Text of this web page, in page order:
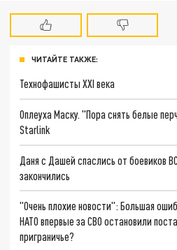
ЧИТАЙТЕ ТАКЖЕ:
Технофашисты XXI века
Оплеуха Маску. "Пора снять белые
Starlink
Даня с Дашей спаслись от боевиков
закончились
"Очень плохие новости": Большая
НАТО впервые за СВО остановили
приграничье?